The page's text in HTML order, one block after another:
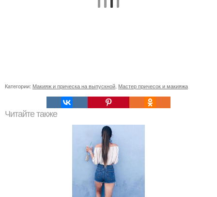
Категории: Макияж и прическа на выпускной, Мастер причесок и макияжа
Читайте также